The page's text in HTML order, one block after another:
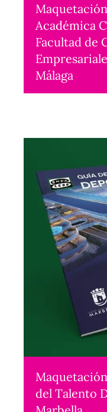
Académica
Facultad de
Málaga
del Talento